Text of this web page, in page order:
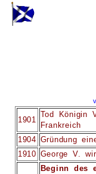
1901
Tod Königin
Frankreich
1904 Gründung
1910 George V.
Beginn des